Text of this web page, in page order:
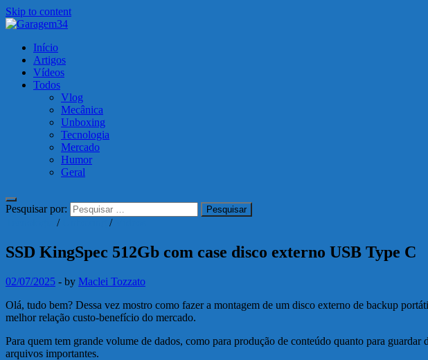
Skip to content
Garagem34
Motos, carros, tecnologia e muito mais!
Início
Artigos
Vídeos
Todos
Vlog
Mecânica
Unboxing
Tecnologia
Mercado
Humor
Geral
Pesquisar por:
/ /
SSD KingSpec 512Gb com case disco externo USB Type C
02/07/2025 - by Maclei Tozzato
Olá, tudo bem? Dessa vez mostro como fazer a montagem de um disco externo de backup
melhor relação custo-benefício do mercado.
Para quem tem grande volume de dados, como para produção de conteúdo quanto para
arquivos importantes.